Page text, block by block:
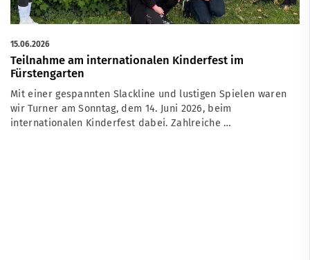
15.06.2026
Teilnahme am internationalen Kinderfest im
Fürstengarten
Mit einer gespannten Slackline und lustigen Spielen waren
wir Turner am Sonntag, dem 14. Juni 2026, beim
internationalen Kinderfest dabei. Zahlreiche …